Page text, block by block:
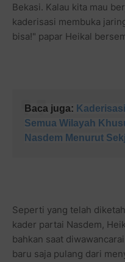
Bekasi. Kalau kita mau
kaderisasi membuka
bisa!" papar Heikal
Baca juga:
Semua Wilayah
Nasdem Menurut
Seperti yang telah
kader partai Nasdem,
bahkan saat diwawancarai
baru saja pulang dari